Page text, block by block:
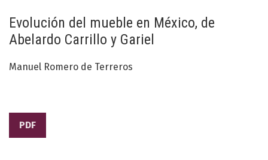
Evolución del mueble en México, de
Abelardo Carrillo y Gariel
Manuel Romero de Terreros
PDF